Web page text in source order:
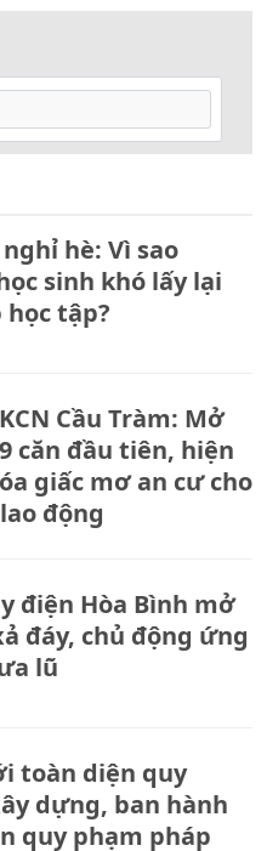
hè: Vì sao
sinh khó lấy lại
học tập?
Cầu Tràm: Mở
căn đầu tiên, hiện
giấc mơ an cư cho
động
điện Hòa Bình mở
đáy, chủ động ứng
lũ
toàn diện quy
dựng, ban hành
quy phạm pháp